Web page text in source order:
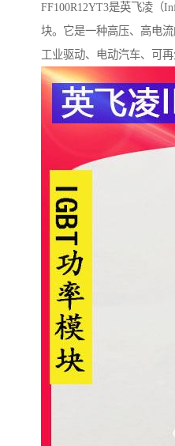
FF100R12YT3是英飞凌（
块。它是一种高压、高电
工业驱动、电动汽车、可再